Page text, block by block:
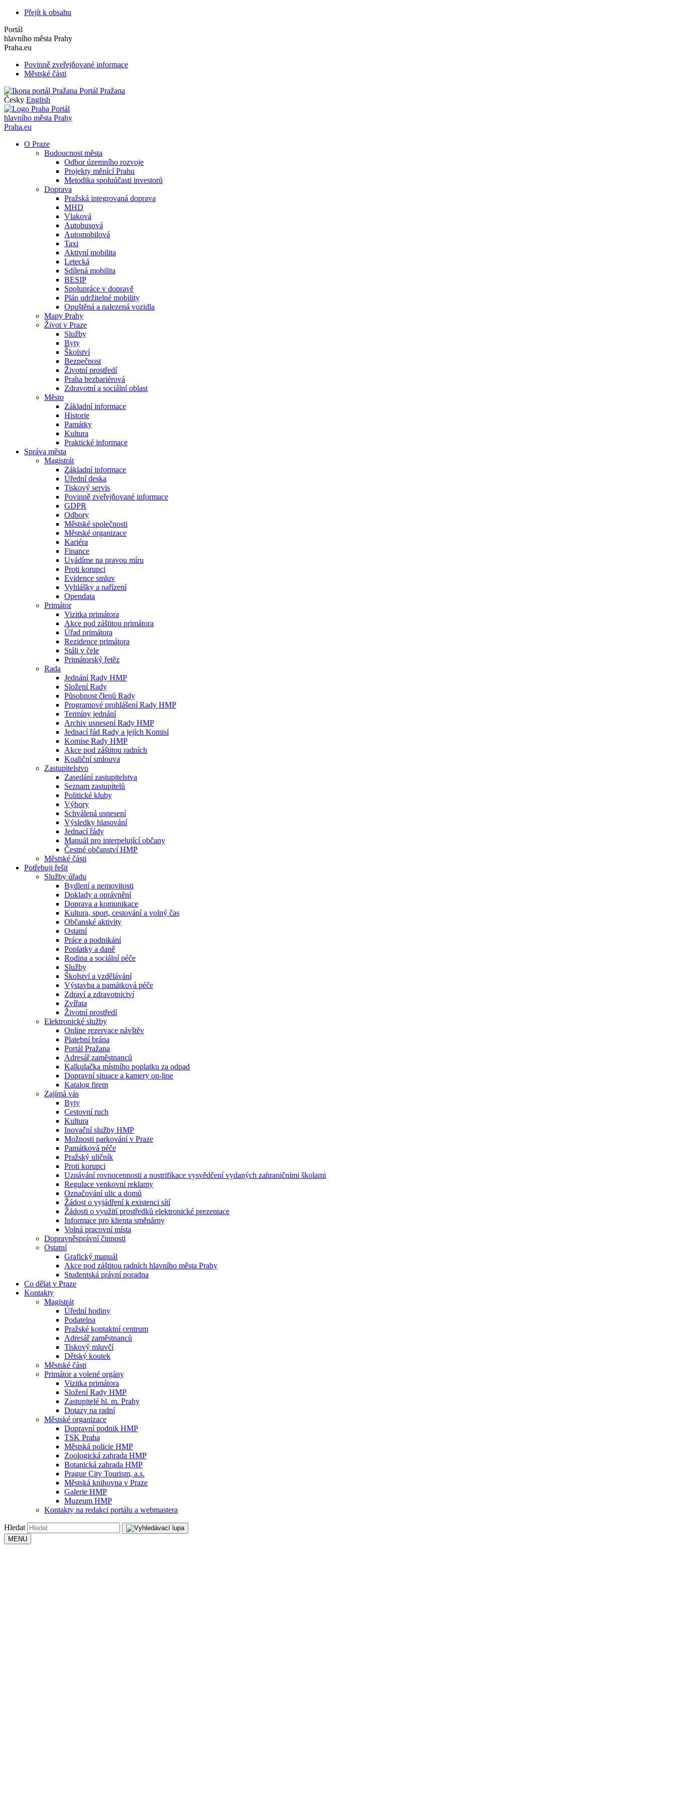
Přejít k obsahu
Portál
hlavního města Prahy
Praha.eu
Povinně zveřejňované informace
Městské části
Portál Pražana
Česky English
Portál
hlavního města Prahy
Praha.eu
O Praze
Budoucnost města
Odbor územního rozvoje
Projekty měnící Prahu
Metodika spoluúčasti investorů
Doprava
Pražská integrovaná doprava
MHD
Vlaková
Autobusová
Automobilová
Taxi
Aktivní mobilita
Letecká
Sdílená mobilita
BESIP
Spolupráce v dopravě
Plán udržitelné mobility
Opuštěná a nalezená vozidla
Mapy Prahy
Život v Praze
Služby
Byty
Školství
Bezpečnost
Životní prostředí
Praha bezbariérová
Zdravotní a sociální oblast
Město
Základní informace
Historie
Památky
Kultura
Praktické informace
Správa města
Magistrát
Základní informace
Úřední deska
Tiskový servis
Povinně zveřejňované informace
GDPR
Odbory
Městské společnosti
Městské organizace
Kariéra
Finance
Uvádíme na pravou míru
Proti korupci
Evidence smluv
Vyhlášky a nařízení
Opendata
Primátor
Vizitka primátora
Akce pod záštitou primátora
Úřad primátora
Rezidence primátora
Stáli v čele
Primátorský řetěz
Rada
Jednání Rady HMP
Složení Rady
Působnost členů Rady
Programové prohlášení Rady HMP
Termíny jednání
Archiv usnesení Rady HMP
Jednací řád Rady a jejích Komisí
Komise Rady HMP
Akce pod záštitou radních
Koaliční smlouva
Zastupitelstvo
Zasedání zastupitelstva
Seznam zastupitelů
Politické kluby
Výbory
Schválená usnesení
Výsledky hlasování
Jednací řády
Manuál pro interpelující občany
Čestné občanství HMP
Městské části
Potřebuji řešit
Služby úřadu
Bydlení a nemovitosti
Doklady a oprávnění
Doprava a komunikace
Kultura, sport, cestování a volný čas
Občanské aktivity
Ostatní
Práce a podnikání
Poplatky a daně
Rodina a sociální péče
Služby
Školství a vzdělávání
Výstavba a památková péče
Zdraví a zdravotnictví
Zvířata
Životní prostředí
Elektronické služby
Online rezervace návštěv
Platební brána
Portál Pražana
Adresář zaměstnanců
Kalkulačka místního poplatku za odpad
Dopravní situace a kamery on-line
Katalog firem
Zajímá vás
Byty
Cestovní ruch
Kultura
Inovační služby HMP
Možnosti parkování v Praze
Památková péče
Pražský uličník
Proti korupci
Uznávání rovnocennosti a nostrifikace vysvědčení vydaných zahraničními školami
Regulace venkovní reklamy
Označování ulic a domů
Žádost o vyjádření k existenci sítí
Žádosti o využití prostředků elektronické prezentace
Informace pro klienta směnárny
Volná pracovní místa
Dopravněsprávní činnosti
Ostatní
Grafický manuál
Akce pod záštitou radních hlavního města Prahy
Studentská právní poradna
Co dělat v Praze
Kontakty
Magistrát
Úřední hodiny
Podatelna
Pražské kontaktní centrum
Adresář zaměstnanců
Tiskový mluvčí
Dětský koutek
Městské části
Primátor a volené orgány
Vizitka primátora
Složení Rady HMP
Zastupitelé hl. m. Prahy
Dotazy na radní
Městské organizace
Dopravní podnik HMP
TSK Praha
Městská policie HMP
Zoologická zahrada HMP
Botanická zahrada HMP
Prague City Tourism, a.s.
Městská knihovna v Praze
Galerie HMP
Muzeum HMP
Kontakty na redakci portálu a webmastera
Hledat
MENU